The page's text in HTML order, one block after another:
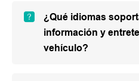
¿Qué idiomas
información y
vehículo?